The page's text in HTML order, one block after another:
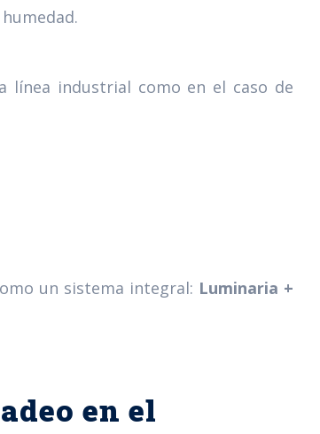
línea industrial como en el caso de
un sistema integral: Luminaria +
en el